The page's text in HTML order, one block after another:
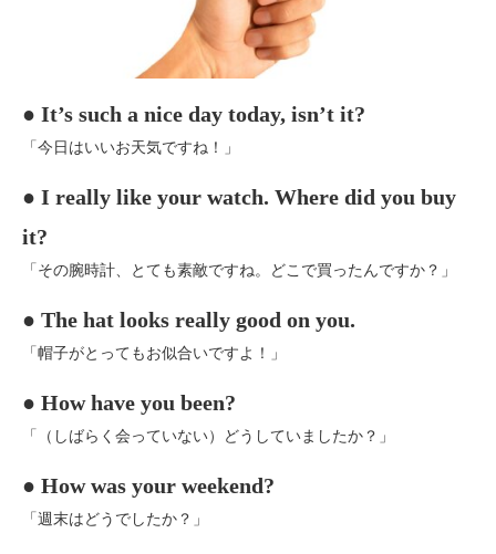
● It’s such a nice day today, isn’t it?
「今日はいいお天気ですね！」
● I really like your watch. Where did you buy
it?
「その腕時計、とても素敵ですね。どこで買ったんですか？」
● The hat looks really good on you.
「帽子がとってもお似合いですよ！」
● How have you been?
「 （しばらく会っていない）どうしていましたか？」
● How was your weekend?
「週末はどうでしたか？」